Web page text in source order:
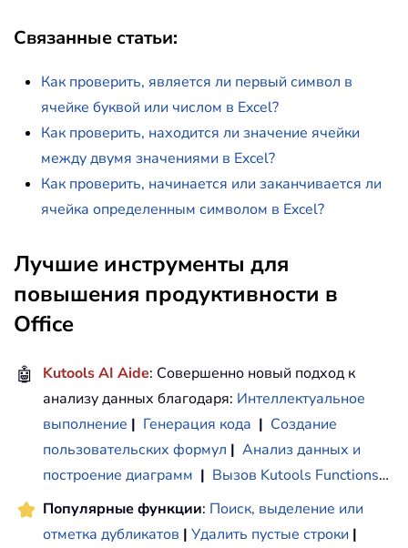
Связанные статьи:
Как проверить, является ли первый символ в
ячейке буквой или числом в Excel?
Как проверить, находится ли значение ячейки
между двумя значениями в Excel?
Как проверить, начинается или заканчивается ли
ячейка определенным символом в Excel?
Лучшие инструменты для
повышения продуктивности в
Office
🤖 Kutools AI Aide: Совершенно новый подход к
анализу данных благодаря: Интеллектуальное
выполнение | Генерация кода | Создание
пользовательских формул | Анализ данных и
построение диаграмм | Вызов Kutools Functions…
Популярные функции: Поиск, выделение или
отметка дубликатов | Удалить пустые строки |